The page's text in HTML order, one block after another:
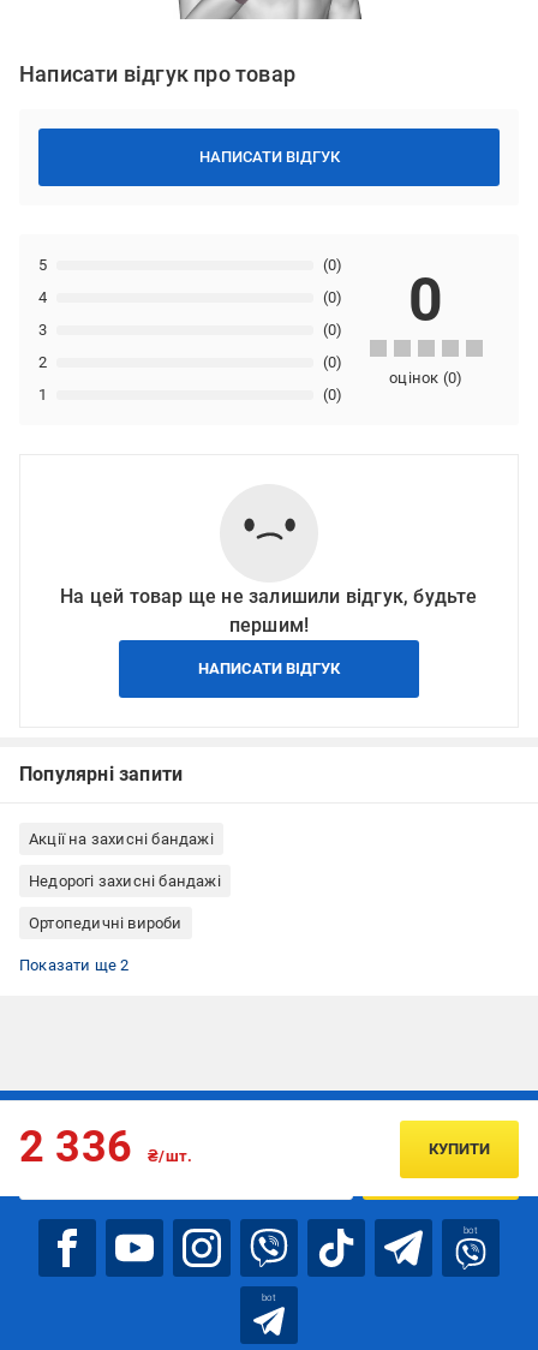
Написати відгук про товар
НАПИСАТИ ВІДГУК
1 (0)
2 (0)
3 (0)
4 (0)
5 (0)
0
оцінок (0)
На цей товар ще не залишили відгук, будьте
першим!
НАПИСАТИ ВІДГУК
Популярні запити
Акції на захисні бандажі
Недорогі захисні бандажі
Ортопедичні вироби
Все для бігу
Бандаж на зап’ястя
Показати ще 2
2 336 ₴/шт. КУПИТИ
Підписуйтесь, щоб дізнаватись першим про акції та пропозиції
ПІДПИСАТИСЯ
bot
bot